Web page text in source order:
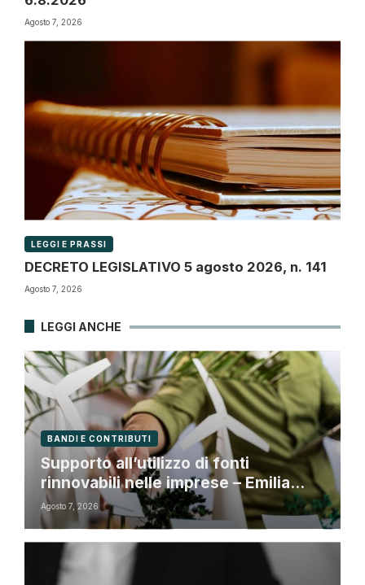
Agosto 7, 2026
LEGGI E PRASSI
DECRETO LEGISLATIVO 5 agosto 2026, n. 141
Agosto 7, 2026
LEGGI ANCHE
BANDI E CONTRIBUTI
Supporto all’utilizzo di fonti
rinnovabili nelle imprese – Emilia
Romagna
Agosto 7, 2026